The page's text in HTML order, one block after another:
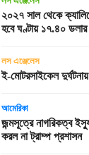
২০২৭ সাল থেকে
হবে ঘণ্টায় ১৭.৪০ ডলার
লস এঞ্জেলেস
ই-মোটরসাইকেল
আমেরিকা
জন্মসূত্রে নাগরিকত্ব
করল না ট্রাম্প প্রশাসন